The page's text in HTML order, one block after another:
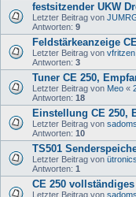
festsitzender UKW
Letzter Beitrag von
Antworten: 9
Feldstärkeanzeige
Letzter Beitrag von vfritzen
Antworten: 3
Tuner CE 250,
Letzter Beitrag von Meo «
Antworten: 18
Einstellung CE 250,
Letzter Beitrag von
Antworten: 10
TS501
Letzter Beitrag von ütronics
Antworten: 1
CE 250
Letzter Beitrag von